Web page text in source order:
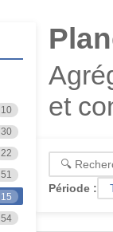
10
30
22
51
15
54
et
Période :